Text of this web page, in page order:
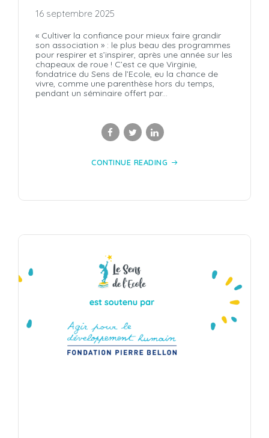
16 septembre 2025
« Cultiver la confiance pour mieux faire grandir
son association » : le plus beau des programmes
pour respirer et s’inspirer, après une année sur les
chapeaux de roue ! C’est ce que Virginie,
fondatrice du Sens de l’Ecole, eu la chance de
vivre, comme une parenthèse hors du temps,
pendant un séminaire offert par...
CONTINUE READING